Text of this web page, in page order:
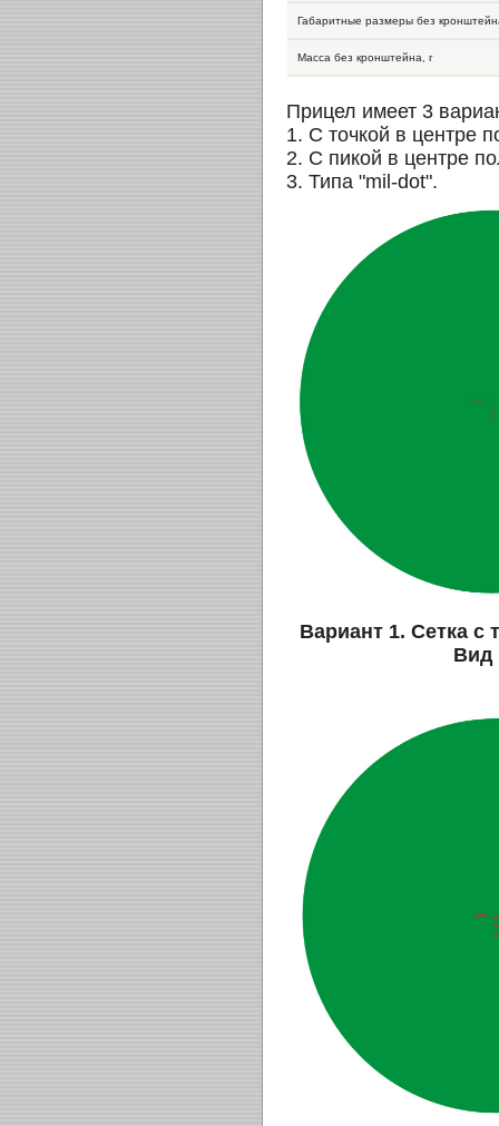
Габаритные размеры без
Масса без кронштейна, г
Прицел имеет 3
1. С точкой в центре
2. С пикой в центре
3. Типа "mil-dot".
Вариант 1. Сетка с
Вид